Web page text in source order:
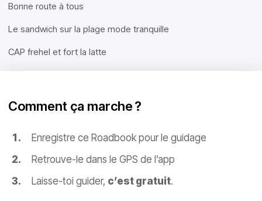
Bonne route à tous
Le sandwich sur la plage mode tranquille
CAP frehel et fort la latte
Comment ça marche ?
Enregistre ce Roadbook pour le guidage
Retrouve-le dans le GPS de l’app
Laisse-toi guider, c’est gratuit.